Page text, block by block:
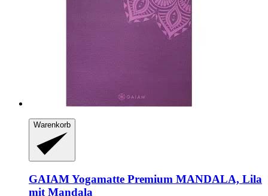
Warenkorb
GAIAMYogamatte Premium MANDALA, Lila
mit Mandala